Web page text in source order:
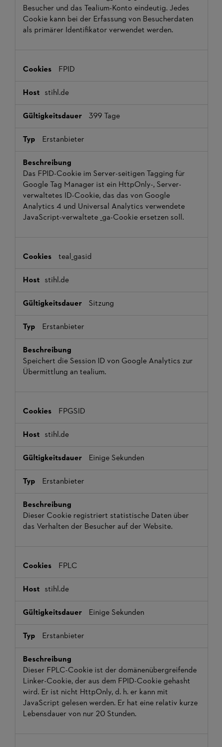
Besucher und das Tealium-Konto eindeutig. Jedes
Cookie kann bei der Erfassung von Besucherdaten
als primärer Identifikator verwendet werden.
FPID
stihl.de
399 Tage
Erstanbieter
Das FPID-Cookie im Server-seitigen Tagging für
Google Tag Manager ist ein HttpOnly-, Server-
verwaltetes ID-Cookie, das das von Google
Analytics 4 und Universal Analytics verwendete
JavaScript-verwaltete _ga-Cookie ersetzen soll.
teal_gasid
stihl.de
Sitzung
Erstanbieter
Speichert die Session ID von Google Analytics zur
Übermittlung an tealium.
FPGSID
stihl.de
Einige Sekunden
Erstanbieter
Dieser Cookie registriert statistische Daten über
das Verhalten der Besucher auf der Website.
FPLC
stihl.de
Einige Sekunden
Erstanbieter
Dieser FPLC-Cookie ist der domänenübergreifende
Linker-Cookie, der aus dem FPID-Cookie gehasht
wird. Er ist nicht HttpOnly, d. h. er kann mit
JavaScript gelesen werden. Er hat eine relativ kurze
Lebensdauer von nur 20 Stunden.